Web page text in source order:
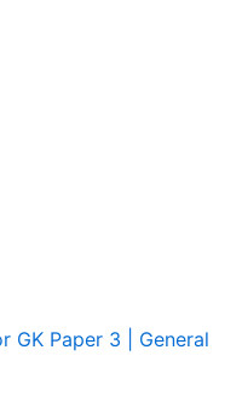
GK Paper 3 | General